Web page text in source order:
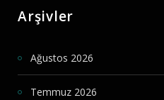
Arşivler
Ağustos 2026
Temmuz 2026